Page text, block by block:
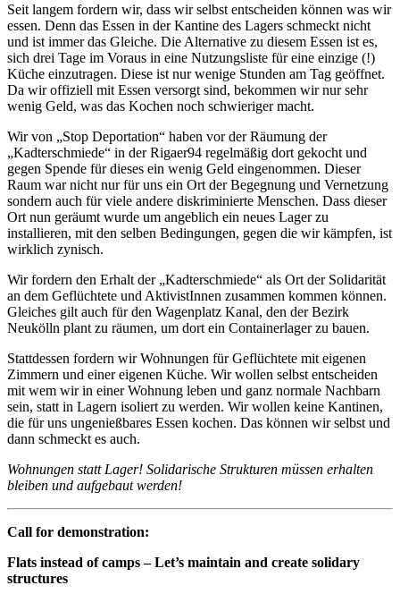
Seit langem fordern wir, dass wir selbst entscheiden können was wir
essen. Denn das Essen in der Kantine des Lagers schmeckt nicht
und ist immer das Gleiche. Die Alternative zu diesem Essen ist es,
sich drei Tage im Voraus in eine Nutzungsliste für eine einzige (!)
Küche einzutragen. Diese ist nur wenige Stunden am Tag geöffnet.
Da wir offiziell mit Essen versorgt sind, bekommen wir nur sehr
wenig Geld, was das Kochen noch schwieriger macht.
Wir von „Stop Deportation“ haben vor der Räumung der
„Kadterschmiede“ in der Rigaer94 regelmäßig dort gekocht und
gegen Spende für dieses ein wenig Geld eingenommen. Dieser
Raum war nicht nur für uns ein Ort der Begegnung und Vernetzung
sondern auch für viele andere diskriminierte Menschen. Dass dieser
Ort nun geräumt wurde um angeblich ein neues Lager zu
installieren, mit den selben Bedingungen, gegen die wir kämpfen, ist
wirklich zynisch.
Wir fordern den Erhalt der „Kadterschmiede“ als Ort der Solidarität
an dem Geflüchtete und AktivistInnen zusammen kommen können.
Gleiches gilt auch für den Wagenplatz Kanal, den der Bezirk
Neukölln plant zu räumen, um dort ein Containerlager zu bauen.
Stattdessen fordern wir Wohnungen für Geflüchtete mit eigenen
Zimmern und einer eigenen Küche. Wir wollen selbst entscheiden
mit wem wir in einer Wohnung leben und ganz normale Nachbarn
sein, statt in Lagern isoliert zu werden. Wir wollen keine Kantinen,
die für uns ungenießbares Essen kochen. Das können wir selbst und
dann schmeckt es auch.
Wohnungen statt Lager! Solidarische Strukturen müssen erhalten
bleiben und aufgebaut werden!
Call for demonstration:
Flats instead of camps – Let’s maintain and create solidary
structures